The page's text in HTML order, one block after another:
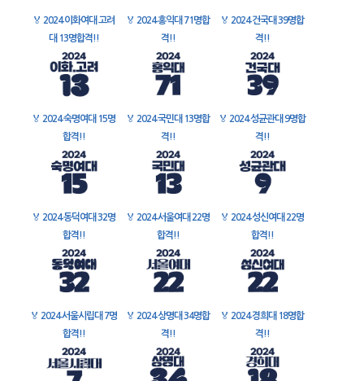
🏅 2024 이화여대 고려
대 13명합격!!
🏅 2024 홍익대 71명합
격!!
🏅 2024 건국대 39명합
격!!
🏅 2024 숙명여대 15명
합격!!
🏅 2024 국민대 13명합
격!!
🏅 2024 성균관대 9명합
격!!
🏅 2024 동덕여대 32명
합격!!
🏅 2024 서울여대 22명
합격!!
🏅 2024 성신여대 22명
합격!!
🏅 2024 서울시립대 7명
합격!!
🏅 2024 상명대 34명합
격!!
🏅 2024 경희대 18명합
격!!